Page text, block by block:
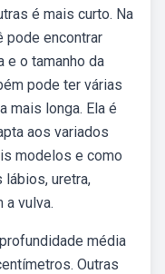
é mais curto. Na
pode encontrar
e o tamanho da
pode ter várias
mais longa. Ela é
aos variados
modelos e como
lábios, uretra,
a vulva.
média
Outras